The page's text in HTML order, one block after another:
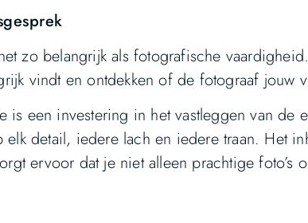
zo belangrijk als fotografische
vindt en ontdekken of de fotograaf jouw
is een investering in het vastleggen van de
elk detail, iedere lach en iedere traan. Het
ervoor dat je niet alleen prachtige foto’s